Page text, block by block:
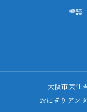
看護
大阪市東住
おにぎりデン